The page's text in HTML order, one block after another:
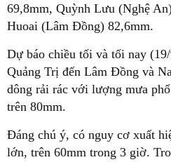
69,8mm, Quỳnh Lưu (Nghệ
Huoai (Lâm Đồng) 82,6mm.
Dự báo chiều tối và tối nay
Quảng Trị đến Lâm Đồng và
dông rải rác với lượng mưa
trên 80mm.
Đáng chú ý, có nguy cơ xuất
lớn, trên 60mm trong 3 giờ.